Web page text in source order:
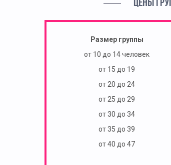
ЦЕНЫ
Размер группы
от 10 до 14 человек
от 15 до 19
от 20 до 24
от 25 до 29
от 30 до 34
от 35 до 39
от 40 до 47